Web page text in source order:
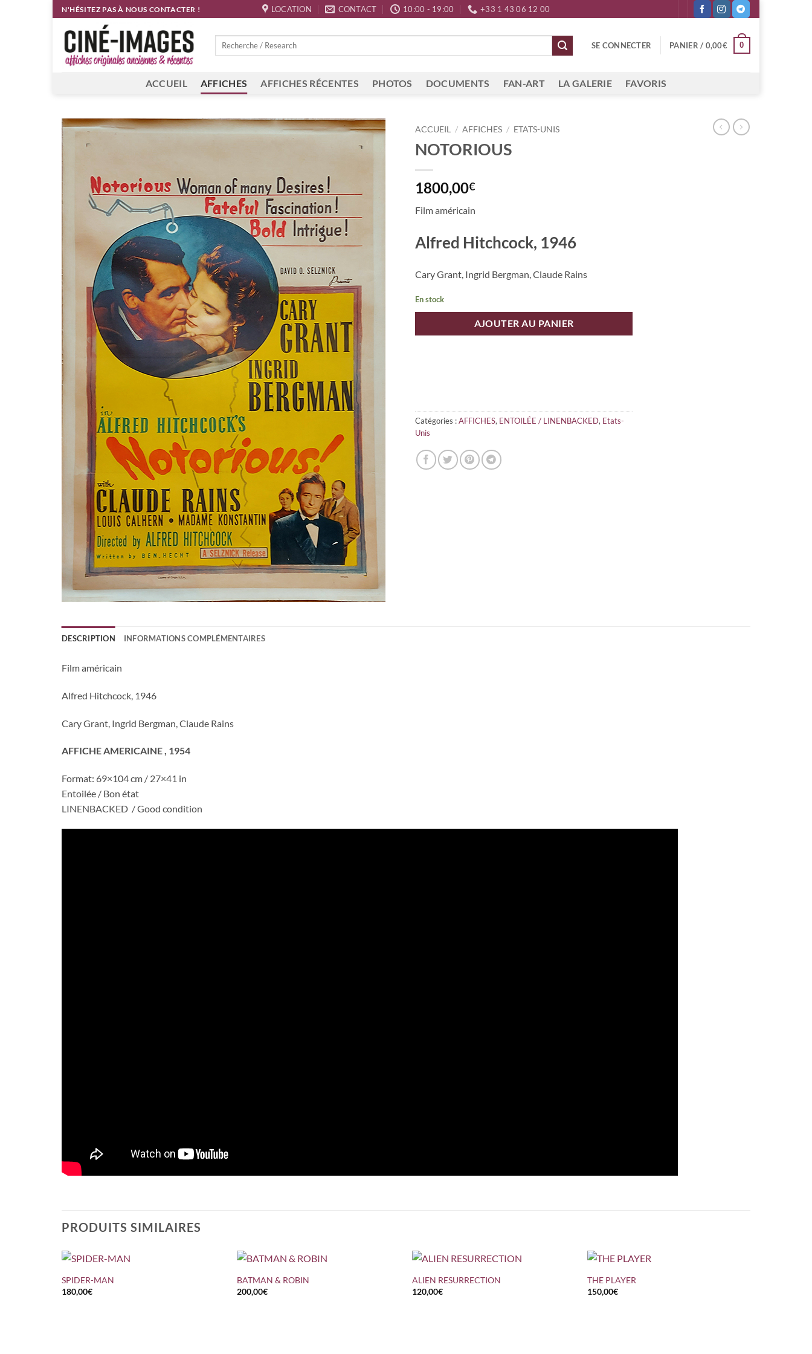
Passer
au
contenu
N'HÉSITEZ PAS À NOUS CONTACTER ! LOCATION CONTACT 10:00 - 19:00 +33 1 43 06 12 00
Recherche
SE CONNECTER PANIER / 0,00€ 0
ACCUEIL AFFICHES AFFICHES RÉCENTES PHOTOS DOCUMENTS FAN-ART LA GALERIE FAVORIS
ACCUEIL / AFFICHES / ETATS-UNIS
NOTORIOUS
1800,00€
Film américain
Alfred Hitchcock, 1946
Cary Grant, Ingrid Bergman, Claude Rains
En stock
AJOUTER AU PANIER
Catégories :AFFICHES, ENTOILÉE / LINENBACKED, Etats-
Unis
DESCRIPTION INFORMATIONS COMPLÉMENTAIRES
Film américain
Alfred Hitchcock, 1946
Cary Grant, Ingrid Bergman, Claude Rains
AFFICHE AMERICAINE , 1954
Format: 69×104 cm / 27×41 in
Entoilée / Bon état
LINENBACKED / Good condition
PRODUITS SIMILAIRES
+
SPIDER-MAN
180,00€
+
BATMAN & ROBIN
200,00€
+
ALIEN RESURRECTION
120,00€
+
THE PLAYER
150,00€